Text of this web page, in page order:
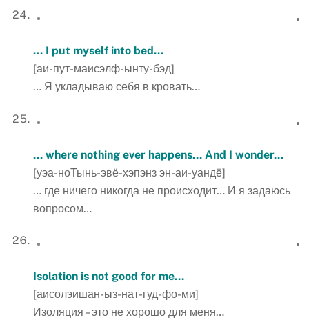
… I put myself into bed…
[аи-пут-маисэлф-ынту-бэд]
… Я укладываю себя в кровать…
… where nothing ever happens… And I wonder…
[уэа-ноТынь-эвё-хэпэнз эн-аи-уандё]
… где ничего никогда не происходит… И я задаюсь
вопросом…
Isolation is not good for me…
[аисолэишан-ыз-нат-гуд-фо-ми]
Изоляция – это не хорошо для меня…